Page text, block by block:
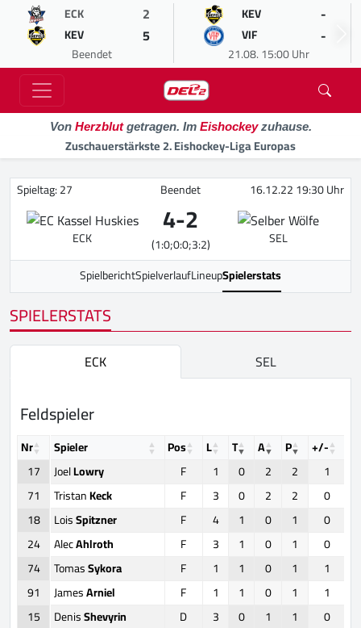
ECK 2
KEV 5
Beendet
KEV -
VIF -
21.08. 15:00 Uhr
Von Herzblutgetragen. Im Eishockeyzuhause.
Zuschauerstärkste 2. Eishockey-Liga Europas
Spieltag: 27 Beendet 16.12.22 19:30 Uhr
ECK 4-2
(1:0;0:0;3:2)
SEL
SpielberichtSpielverlaufLineupSpielerstats
SPIELERSTATS
ECK SEL
Feldspieler
Nr Spieler Pos L T A P +/-
17
JoelLowry F 1 0 2 2
1
71
TristanKeck F 3 0 2 2
0
18
LoisSpitzner F 4 1 0 1
0
24
AlecAhlroth F 3 1 0 1
0
74
TomasSykora F 1 1 0 1
1
91
JamesArniel F 1 1 0 1
1
15
DenisShevyrin D 3 0 1 1
0